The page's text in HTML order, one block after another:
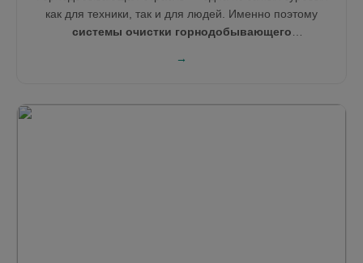
как для техники, так и для людей. Именно поэтому
системы очистки горнодобывающего
досистем очистки колеситуманообразующих
→